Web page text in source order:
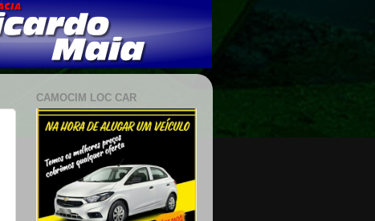
CAMOCIM LOC CAR